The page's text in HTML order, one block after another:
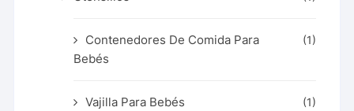
Contenedores De Comida Para
Bebés
(1)
Vajilla Para Bebés (1)